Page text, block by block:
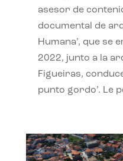
asesor de
documental de
Humana’, que se
2022, junto a la
Figueiras,
punto gordo’. Le